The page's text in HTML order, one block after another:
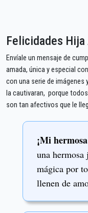
Felicidades Hija
Envíale un mensaje de
amada, única y especial
con una serie de imágenes
la cautivaran, porque
son tan afectivos que le
¡Mi
una
mágica por
llenen de